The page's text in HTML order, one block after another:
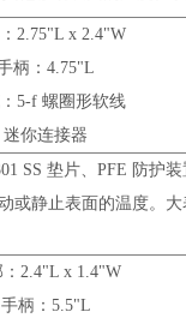
2.75"L x 2.4"W
柄：4.75"L
5-f 螺圈形软线
迷你连接器
SS 垫片、PFE 防护
或静止表面的温度。
：2.4"L x 1.4"W
手柄：5.5"L